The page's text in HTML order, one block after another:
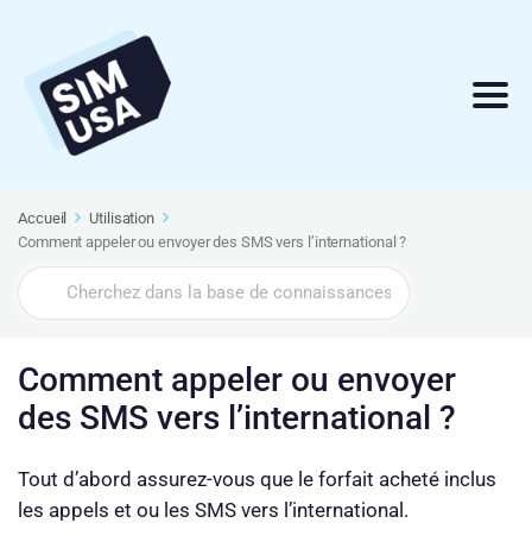
Accueil
Utilisation
Comment appeler ou envoyer des SMS vers l’international ?
Search
For
Comment appeler ou envoyer
des SMS vers l’international ?
Tout d’abord assurez-vous que le forfait acheté inclus
les appels et ou les SMS vers l’international.